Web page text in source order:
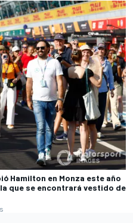
Hamilton en Monza este año
que se encontrará vestido de